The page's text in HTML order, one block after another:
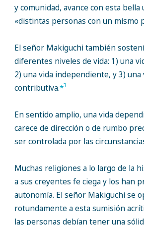
y comunidad, avance con esta bella
«distintas personas con un mismo
El señor Makiguchi también
diferentes niveles de vida: 1) una
2) una vida independiente, y 3) una
contributiva.*3
En sentido amplio, una vida
carece de dirección o de rumbo
ser controlada por las
Muchas religiones a lo largo de la
a sus creyentes fe ciega y los han
autonomía. El señor Makiguchi se
rotundamente a esta sumisión
las personas debían tener una